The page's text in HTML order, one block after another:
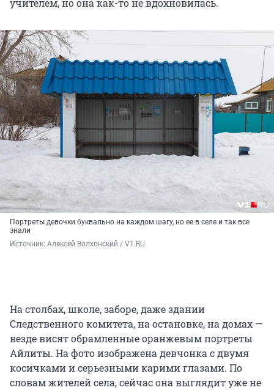
учителем, но она как-то не вдохновилась.
Портреты девочки буквально на каждом шагу, но ее в селе и так все
знали
Источник: Алексей Волхонский / V1.RU
На столбах, школе, заборе, даже здании
Следственного комитета, на остановке, на домах —
везде висят обрамленные оранжевым портреты
Айлиты. На фото изображена девчонка с двумя
косичками и серьезными карими глазами. По
словам жителей села, сейчас она выглядит уже не